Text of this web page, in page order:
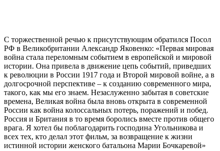
С торжественной речью к присутствующим обратился Посол
РФ в Великобритании Александр Яковенко: «Первая мировая
война стала переломным событием в европейской и мировой
истории. Она привела в движение цепь событий, приведших
к революции в России 1917 года и Второй мировой войне, а в
долгосрочной перспективе – к созданию современного мира,
такого, как мы его знаем. Незаслуженно забытая в советские
времена, Великая война была вновь открыта в современной
России как война колоссальных потерь, поражений и побед.
Россия и Британия в то время боролись вместе против общего
врага. Я хотел бы поблагодарить господина Угольникова и
всех тех, кто делал этот фильм, за возвращение к жизни
истинной истории женского батальона Марии Бочкаревой»